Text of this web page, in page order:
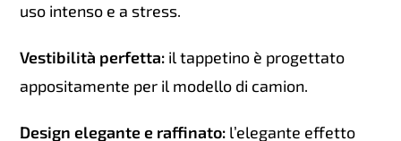
uso intenso e a stress.
Vestibilità perfetta: il tappetino è progettato
appositamente per il modello di camion.
Design elegante e raffinato: l’elegante effetto